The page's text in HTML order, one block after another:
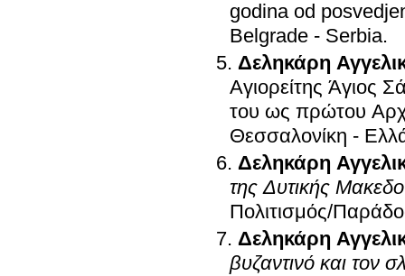
godina od
Belgrade - Serbia.
Δεληκάρη
Αγιορείτης Άγιος
του ως πρώτου
Θεσσαλονίκη -
Δεληκάρη
της Δυτικής
Πολιτισμός/
Δεληκάρη
βυζαντινό και τον